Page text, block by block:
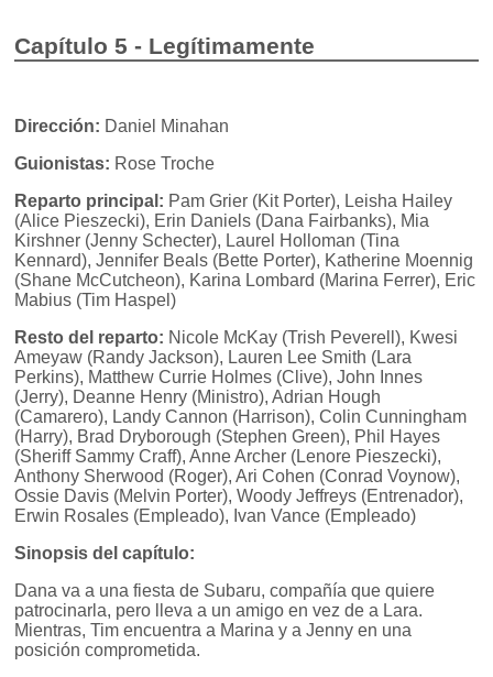
Capítulo 5 - Legítimamente
Dirección: Daniel Minahan
Guionistas: Rose Troche
Reparto principal: Pam Grier (Kit Porter), Leisha Hailey
(Alice Pieszecki), Erin Daniels (Dana Fairbanks), Mia
Kirshner (Jenny Schecter), Laurel Holloman (Tina
Kennard), Jennifer Beals (Bette Porter), Katherine Moennig
(Shane McCutcheon), Karina Lombard (Marina Ferrer), Eric
Mabius (Tim Haspel)
Resto del reparto: Nicole McKay (Trish Peverell), Kwesi
Ameyaw (Randy Jackson), Lauren Lee Smith (Lara
Perkins), Matthew Currie Holmes (Clive), John Innes
(Jerry), Deanne Henry (Ministro), Adrian Hough
(Camarero), Landy Cannon (Harrison), Colin Cunningham
(Harry), Brad Dryborough (Stephen Green), Phil Hayes
(Sheriff Sammy Craff), Anne Archer (Lenore Pieszecki),
Anthony Sherwood (Roger), Ari Cohen (Conrad Voynow),
Ossie Davis (Melvin Porter), Woody Jeffreys (Entrenador),
Erwin Rosales (Empleado), Ivan Vance (Empleado)
Sinopsis del capítulo:
Dana va a una fiesta de Subaru, compañía que quiere
patrocinarla, pero lleva a un amigo en vez de a Lara.
Mientras, Tim encuentra a Marina y a Jenny en una
posición comprometida.